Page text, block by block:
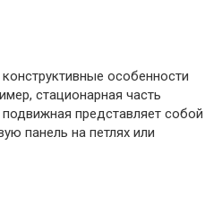
особенности
стационарная часть
представляет собой
панель на петлях или